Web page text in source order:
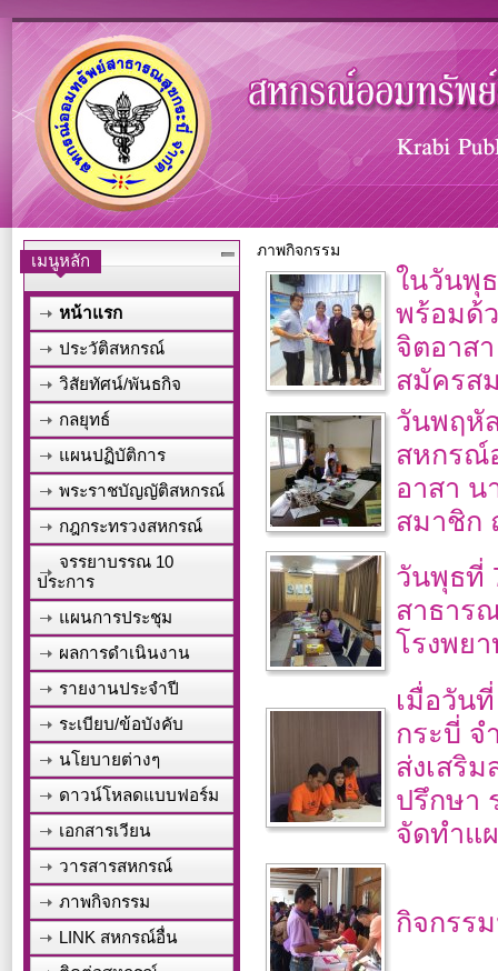
เมนูหลัก
หน้าแรก
ประวัติสหกรณ์
วิสัยทัศน์/พันธกิจ
กลยุทธ์
แผนปฏิบัติการ
พระราชบัญญัติสหกรณ์
กฎกระทรวงสหกรณ์
จรรยาบรรณ 10
ประการ
แผนการประชุม
ผลการดำเนินงาน
รายงานประจำปี
ระเบียบ/ข้อบังคับ
นโยบายต่างๆ
ดาวน์โหลดแบบฟอร์ม
เอกสารเวียน
วารสารสหกรณ์
ภาพกิจกรรม
LINK สหกรณ์อื่น
ภาพกิจกรรม
ในวันพุ
พร้อมด้
จิตอาส
สมัครส
วันพฤหั
สหกรณ์
อาสา น
สมาชิก
วันพุธที่
สาธาร
โรงพย
เมื่อวัน
กระบี่ จ
ส่งเสริ
ปรึกษา
จัดทำแ
กิจกรร